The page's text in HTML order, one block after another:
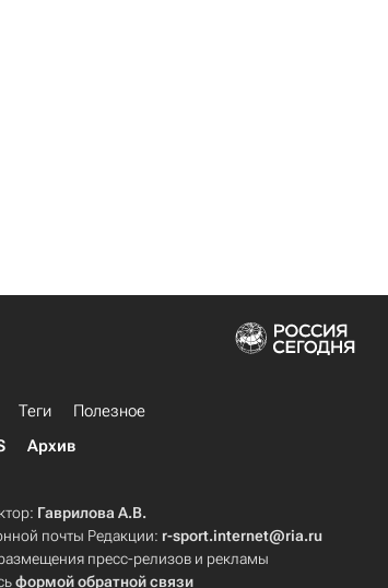
Теги
Полезное
Архив
Гаврилова А.В.
почты Редакции: r-sport.internet@ria.ru
пресс-релизов и рекламы
формой обратной связи